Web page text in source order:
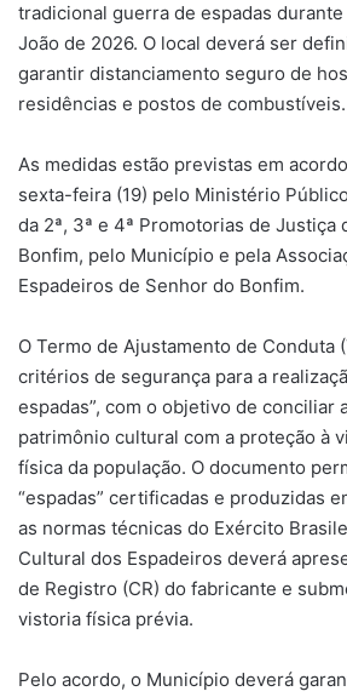
tradicional guerra de espadas
João de 2026. O local deverá ser
garantir distanciamento seguro de
residências e postos de combustíveis.
As medidas estão previstas em
sexta-feira (19) pelo Ministério
da 2ª, 3ª e 4ª Promotorias de Justiça
Bonfim, pelo Município e pela
Espadeiros de Senhor do Bonfim.
O Termo de Ajustamento de Conduta
critérios de segurança para a
espadas”, com o objetivo de conciliar
patrimônio cultural com a proteção à
física da população. O documento
“espadas” certificadas e produzidas
as normas técnicas do Exército
Cultural dos Espadeiros deverá
de Registro (CR) do fabricante e
vistoria física prévia.
Pelo acordo, o Município deverá